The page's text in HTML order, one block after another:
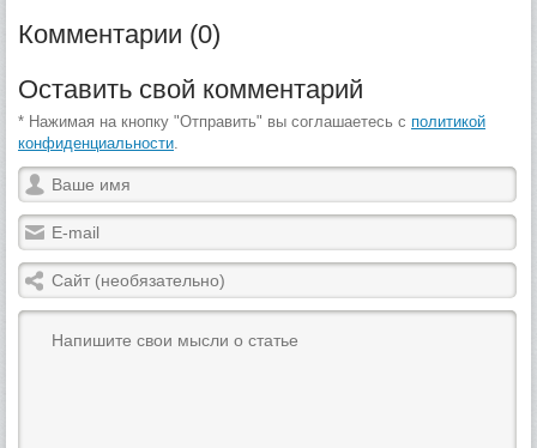
Комментарии (0)
Оставить свой комментарий
* Нажимая на кнопку "Отправить" вы соглашаетесь с политикой
конфиденциальности